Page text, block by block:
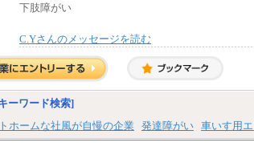
円～（※5）
（※1…36,000円、※2…33,000
00円、※4…25,000円、
・試用期間中も給与変更なし
〈東京・神奈川〉月給219,000
兵庫〉月給209,000 円～
※全ての求人において試用期間
更はございません。
下肢障がい
C.Yさんのメッセージを読む
ーワード検索]
ホームな社風が自慢の企業 発達障がい 車いす用